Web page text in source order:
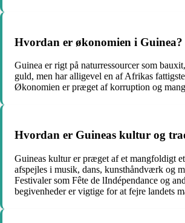
Hvordan er økonomien i Guinea?
Guinea er rigt på naturressourcer som
guld, men har alligevel en af Afrikas
Økonomien er præget af korruption og
Hvordan er Guineas kultur og
Guineas kultur er præget af et mangfoldigt
afspejles i musik, dans, kunsthåndværk og
Festivaler som Fête de lIndépendance og
begivenheder er vigtige for at fejre landets